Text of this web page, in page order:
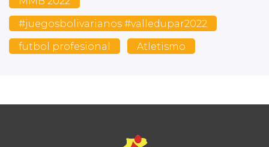
#juegosbolivarianos #valledupar2022
futbol profesional Atletismo